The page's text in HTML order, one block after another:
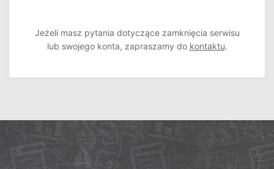
Jeżeli masz pytania dotyczące zamknięcia serwisu
lub swojego konta, zapraszamy do kontaktu.